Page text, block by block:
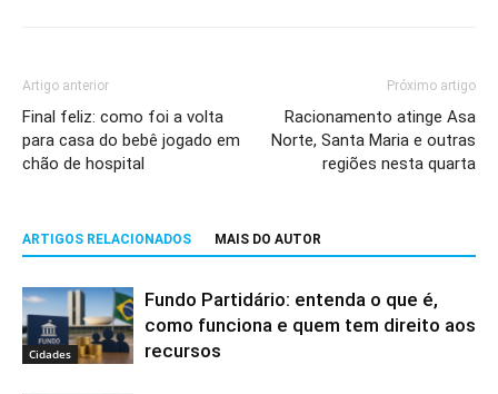
Artigo anterior
Final feliz: como foi a volta
para casa do bebê jogado em
chão de hospital
Próximo artigo
Racionamento atinge Asa
Norte, Santa Maria e outras
regiões nesta quarta
ARTIGOS RELACIONADOS MAIS DO AUTOR
Cidades
Fundo Partidário: entenda o que é,
como funciona e quem tem direito aos
recursos